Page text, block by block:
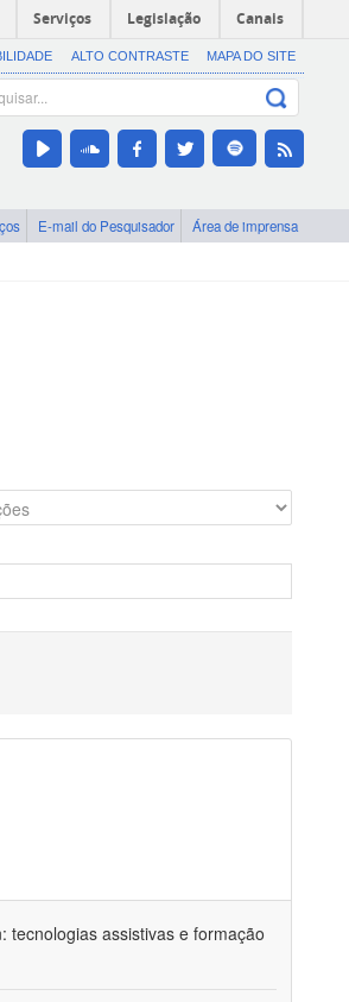
Serviços Legislação Canais
ALTO CONTRASTE MAPA DO SITE
E-mail do Pesquisador Área de imprensa
tecnologias assistivas e formação